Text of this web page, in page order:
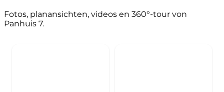
Fotos, planansichten, videos en 360°-tour von
Panhuis 7.